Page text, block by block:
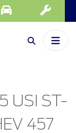
USI ST-
457